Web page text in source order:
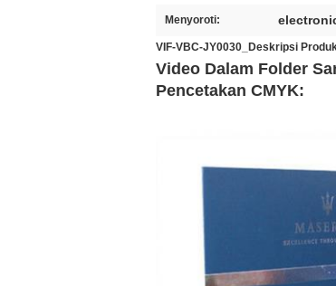
Menyoroti:
VIF-VBC-JY0030_Deskripsi
Video Dalam Folder
Pencetakan CMYK: